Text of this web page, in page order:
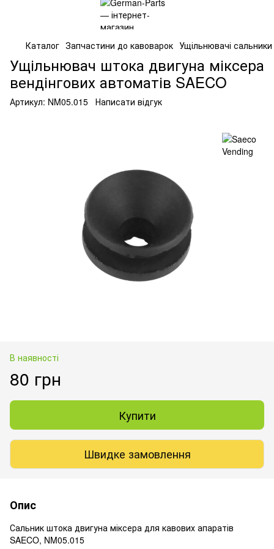
Каталог Запчастини до кавоварок Ущільнювачі
Ущільнювач штока двигуна міксера
вендінгових автоматів SAECO
Артикул: NM05.015 Написати відгук
В наявності
80 грн
Купити
Швидке замовлення
Опис
Сальник штока двигуна міксера для кавових апаратів
SAECO, NM05.015